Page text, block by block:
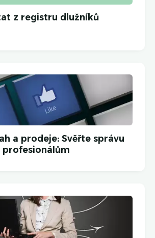
z registru dlužníků
a prodeje: Svěřte správu
profesionálům